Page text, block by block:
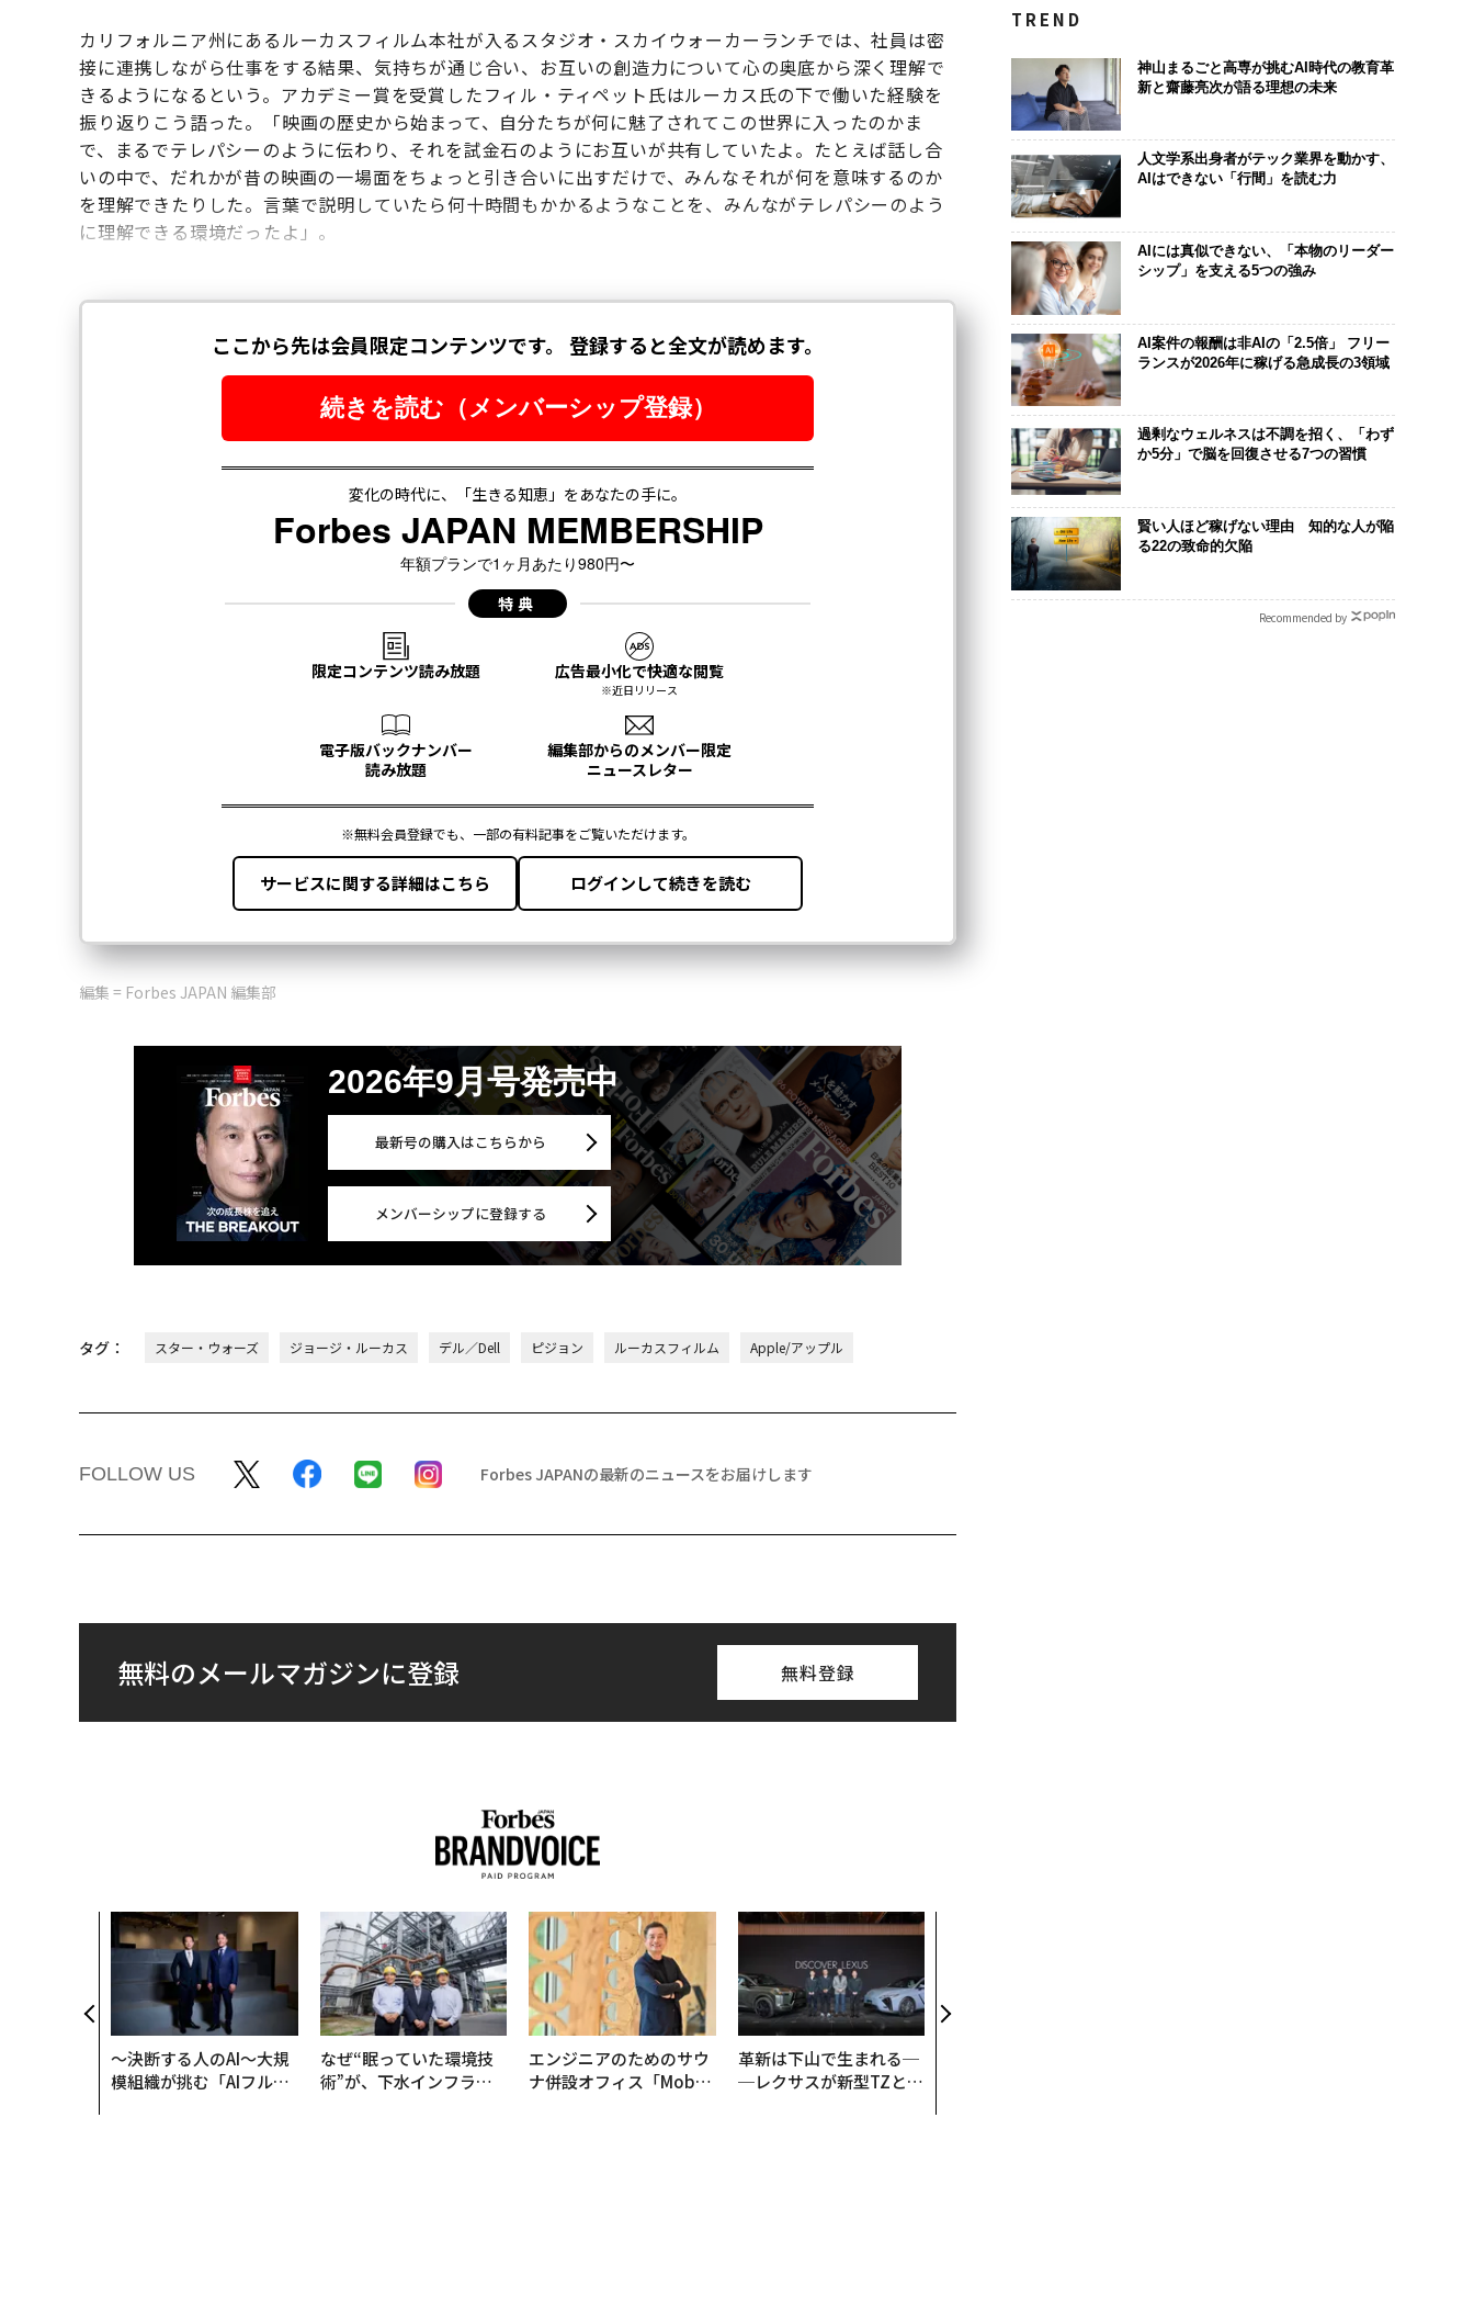
カリフォルニア州にあるルーカスフィルム本社が入るスタジオ・スカイウォーカーランチでは、社員は密
接に連携しながら仕事をする結果、気持ちが通じ合い、お互いの創造力について心の奥底から深く理解で
きるようになるという。アカデミー賞を受賞したフィル・ティペット氏はルーカス氏の下で働いた経験を
振り返りこう語った。「映画の歴史から始まって、自分たちが何に魅了されてこの世界に入ったのかま
で、まるでテレパシーのように伝わり、それを試金石のようにお互いが共有していたよ。たとえば話し合
いの中で、だれかが昔の映画の一場面をちょっと引き合いに出すだけで、みんなそれが何を意味するのか
を理解できたりした。言葉で説明していたら何十時間もかかるようなことを、みんながテレパシーのよう
に理解できる環境だったよ」。
編集 = Forbes JAPAN 編集部
2026年9月号発売中
最新号の購入はこちらから
メンバーシップに登録する
タグ： スター・ウォーズ ジョージ・ルーカス デル／Dell ピジョン ルーカスフィルム Apple/アップル
FOLLOW US Forbes JAPANの最新のニュースをお届けします
無料のメールマガジンに登録 無料登録
〜決断する人のAI〜大規
模組織が挑む「AIフル実
なぜ“眠っていた環境技
術”が、下水インフラを
エンジニアのためのサウ
ナ併設オフィス「Mobiu
革新は下山で生まれる─
─レクサスが新型TZとE
TREND
神山まるごと高専が挑むAI時代の教育革
新と齋藤亮次が語る理想の未来
人文学系出身者がテック業界を動かす、
AIはできない「行間」を読む力
AIには真似できない、「本物のリーダー
シップ」を支える5つの強み
AI案件の報酬は非AIの「2.5倍」 フリー
ランスが2026年に稼げる急成長の3領域
過剰なウェルネスは不調を招く、「わず
か5分」で脳を回復させる7つの習慣
賢い人ほど稼げない理由 知的な人が陥
る22の致命的欠陥
Recommended by